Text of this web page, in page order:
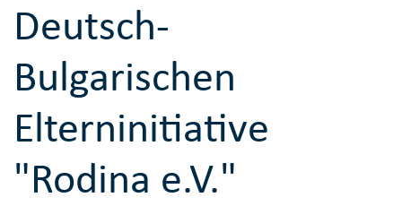
Deutsch-
Bulgarischen
Elterninitiative
"Rodina e.V."